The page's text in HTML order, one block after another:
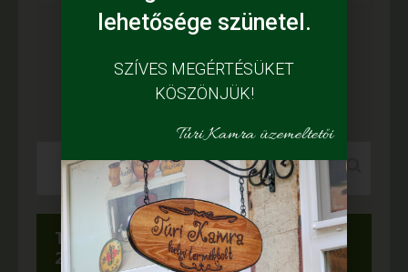
1 2 … 71 >
Túri Kamra az Év boltja 2021-ben és
2019-ben
lehetősége szünetel.
SZÍVES MEGÉRTÉSÜKET
KÖSZÖNJÜK!
Túri Kamra üzemeltetői